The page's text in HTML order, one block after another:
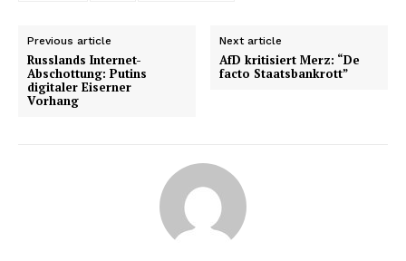
Previous article
Russlands Internet-
Abschottung: Putins
digitaler Eiserner
Vorhang
Next article
AfD kritisiert Merz: “De
facto Staatsbankrott”